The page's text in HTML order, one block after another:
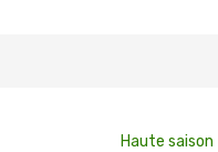
Haute saison